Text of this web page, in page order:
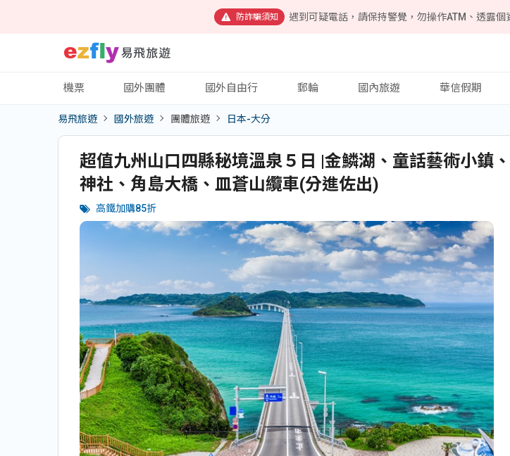
防詐騙須知 遇到可疑電話，請保持警覺，勿操作ATM、透露
機票 國外團體 國外自由行 郵輪 國內旅遊 華信假期
產品資訊 參考航班 行程特色 每日行程
易飛旅遊 國外旅遊 團體旅遊 日本-大分
超值九州山口四縣秘境溫泉５日 |金鱗湖、童話藝術小鎮
神社、角島大橋、皿蒼山纜車(分進佐出)
高鐵加購85折